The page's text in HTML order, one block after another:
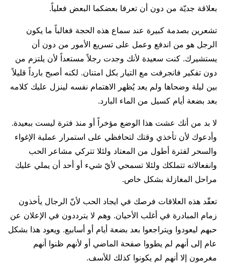
بعلاقة جديّة من دون أن تعرفا بعضكما البعض فعلياً.
تشعرين بصدمة كبيرة عند سماع هذه الحجة فغالباً ما يكون
الرجل هو من اندفع وعمل على تسريع الأمور من دون أن
يستشيرك. كنت سعيدة لأنك وجدت رجلاً مستعداً لأن يلتزم من
دون تفكير فانجرفت مع التيار بكل امتنان. لكنه أصبح بارداً قليلاً
بين ليلة وضحاها ولم يعد يُظهر الاهتمام نفسه لينزل عليك كلامه
بعد بضعة أيام كسيل من الماء البارد.
لا بد من أنك عشت هذا الوضع مؤخراً أو منذ فترة ليست ببعيدة.
وأدعوك لأن تأخذي وقتك لتحافظي على استمرار عملية الإغواء
والسحر لفترة أطول من المعتاد ولئلا تتركي مشاعر الحب
وانفعالاته تتملكك ولئلا تسمحي لأيّ شيء أو أحد أن يملي عليك
مراحل المغازلة بشكل خاص.
تعقّد هذه العلاقات فرصك في ايجاد الحب لأنّ الرجال يأخذون
زمام المبادرة في أغلب الأحيان. وهم لا يترددون في الإعلان عن
حبهم ليعودوا ويتراجعوا بعد بضعة أيام أو أسابيع. ويعود هذا بشكل
عام إلى أنهم لم يطووا صفحة الماضي أو لأنهم ظنوا أنهم
مغرمون إلا أنهم لم يكونوا كذلك للأسف.